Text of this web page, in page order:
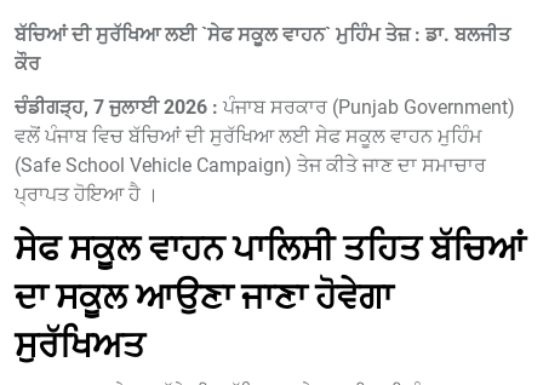
ਬੱਚਿਆਂ ਦੀ ਸੁਰੱਖਿਆ ਲਈ `ਸੇਫ ਸਕੂਲ ਵਾਹਨ` ਮੁਹਿੰਮ ਤੇਜ਼ : ਡਾ. ਬਲਜੀਤ
ਕੌਰ
ਚੰਡੀਗੜ੍ਹ, 7 ਜੁਲਾਈ 2026 : ਪੰਜਾਬ ਸਰਕਾਰ (Punjab Government)
ਵਲੋਂ ਪੰਜਾਬ ਵਿਚ ਬੱਚਿਆਂ ਦੀ ਸੁਰੱਖਿਆ ਲਈ ਸੇਫ ਸਕੂਲ ਵਾਹਨ ਮੁਹਿੰਮ
(Safe School Vehicle Campaign) ਤੇਜ ਕੀਤੇ ਜਾਣ ਦਾ ਸਮਾਚਾਰ
ਪ੍ਰਾਪਤ ਹੋਇਆ ਹੈ ।
ਸੇਫ ਸਕੂਲ ਵਾਹਨ ਪਾਲਿਸੀ ਤਹਿਤ ਬੱਚਿਆਂ
ਦਾ ਸਕੂਲ ਆਉਣਾ ਜਾਣਾ ਹੋਵੇਗਾ
ਸੁਰੱਖਿਅਤ